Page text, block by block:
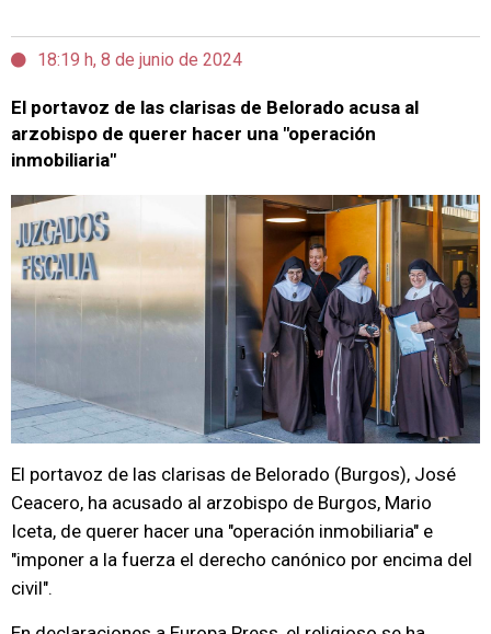
18:19 h, 8 de junio de 2024
El portavoz de las clarisas de Belorado acusa al
arzobispo de querer hacer una "operación
inmobiliaria"
El portavoz de las clarisas de Belorado (Burgos), José
Ceacero, ha acusado al arzobispo de Burgos, Mario
Iceta, de querer hacer una "operación inmobiliaria" e
"imponer a la fuerza el derecho canónico por encima del
civil".